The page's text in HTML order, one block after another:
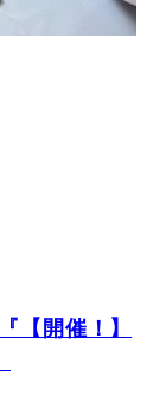
『【開催！】